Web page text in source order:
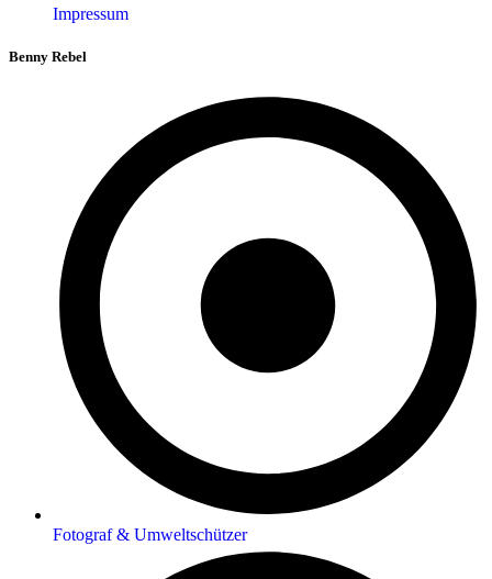
Impressum
Benny Rebel
Fotograf & Umweltschützer